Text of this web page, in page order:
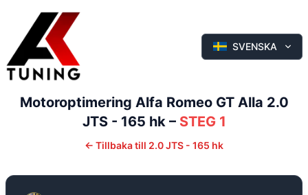
SVENSKA
Motoroptimering Alfa Romeo GT Alla 2.0
JTS - 165 hk– STEG 1
← Tillbaka till 2.0 JTS - 165 hk